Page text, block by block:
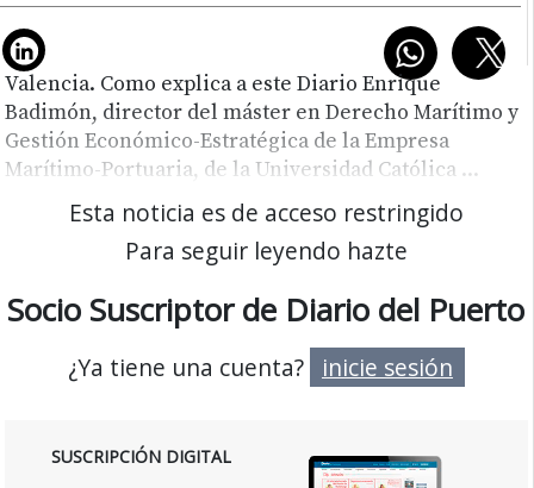
Valencia. Como explica a este Diario Enrique
Badimón, director del máster en Derecho Marítimo y
Gestión Económico-Estratégica de la Empresa
Marítimo-Portuaria, de la Universidad Católica ...
Esta noticia es de acceso restringido
Para seguir leyendo hazte
Socio Suscriptor de Diario del Puerto
¿Ya tiene una cuenta? inicie sesión
SUSCRIPCIÓN DIGITAL